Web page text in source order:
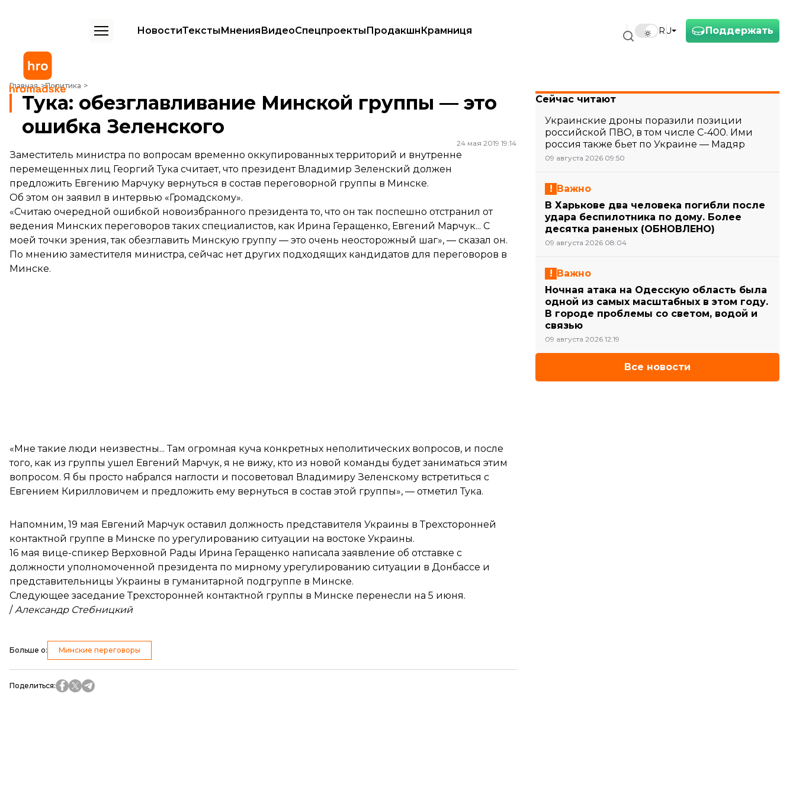
Поддержать
RU
НовостиТекстыМненияВидеоСпецпроектыПродакшнКрамниця
Главная Политика
Тука: обезглавливание Минской группы — это ошибка Зеленского
Тука: обезглавливание Минской группы — это
ошибка Зеленского
24 мая 2019 19:14
Заместитель министра по вопросам временно оккупированных территорий и внутренне
перемещенных лиц Георгий Тука считает, что президент Владимир Зеленский должен
предложить Евгению Марчуку вернуться в состав переговорной группы в Минске.
Об этом он заявил в интервью «Громадскому».
«Считаю очередной ошибкой новоизбранного президента то, что он так поспешно отстранил от
ведения Минских переговоров таких специалистов, как Ирина Геращенко, Евгений Марчук... С
моей точки зрения, так обезглавить Минскую группу — это очень неосторожный шаг», — сказал он.
По мнению заместителя министра, сейчас нет других подходящих кандидатов для переговоров в
Минске.
«Мне такие люди неизвестны... Там огромная куча конкретных неполитических вопросов, и после
того, как из группы ушел Евгений Марчук, я не вижу, кто из новой команды будет заниматься этим
вопросом. Я бы просто набрался наглости и посоветовал Владимиру Зеленскому встретиться с
Евгением Кирилловичем и предложить ему вернуться в состав этой группы», — отметил Тука.
Напомним, 19 мая Евгений Марчук оставил должность представителя Украины в Трехсторонней
контактной группе в Минске по урегулированию ситуации на востоке Украины.
16 мая вице-спикер Верховной Рады Ирина Геращенко написала заявление об отставке с
должности уполномоченной президента по мирному урегулированию ситуации в Донбассе и
представительницы Украины в гуманитарной подгруппе в Минске.
Следующее заседание Трехсторонней контактной группы в Минске перенесли на 5 июня.
/Александр Стебницкий
Больше о: Минские переговоры
Поделиться:
Сейчас читают
Украинские дроны поразили позиции
российской ПВО, в том числе С-400. Ими
россия также бьет по Украине — Мадяр
09 августа 2026 09:50
Важно
В Харькове два человека погибли после
удара беспилотника по дому. Более
десятка раненых (ОБНОВЛЕНО)
09 августа 2026 08:04
Важно
Ночная атака на Одесскую область была
одной из самых масштабных в этом году.
В городе проблемы со светом, водой и
связью
09 августа 2026 12:19
Все новости